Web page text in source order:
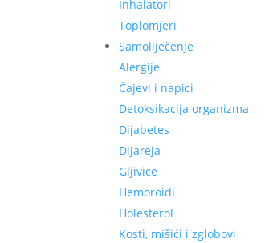
Inhalatori
Toplomjeri
Samoliječenje
Alergije
Čajevi i napici
Detoksikacija organizma
Dijabetes
Dijareja
Gljivice
Hemoroidi
Holesterol
Kosti, mišići i zglobovi